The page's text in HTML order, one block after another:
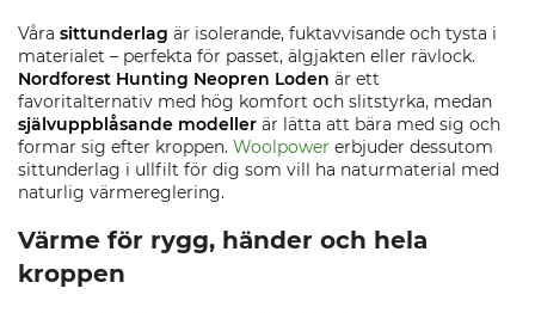
Våra sittunderlag är isolerande, fuktavvisande och tysta i
materialet – perfekta för passet, älgjakten eller rävlock.
Nordforest Hunting Neopren Loden är ett
favoritalternativ med hög komfort och slitstyrka, medan
självuppblåsande modeller är lätta att bära med sig och
formar sig efter kroppen. Woolpower erbjuder dessutom
sittunderlag i ullfilt för dig som vill ha naturmaterial med
naturlig värmereglering.
Värme för rygg, händer och hela
kroppen